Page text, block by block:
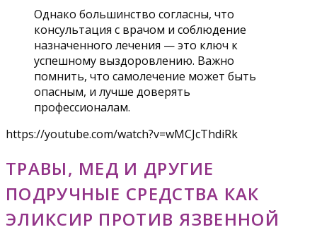
Однако большинство согласны, что
консультация с врачом и соблюдение
назначенного лечения — это ключ к
успешному выздоровлению. Важно
помнить, что самолечение может быть
опасным, и лучше доверять
профессионалам.
https://youtube.com/watch?v=wMCJcThdiRk
ТРАВЫ, МЕД И ДРУГИЕ
ПОДРУЧНЫЕ СРЕДСТВА КАК
ЭЛИКСИР ПРОТИВ ЯЗВЕННОЙ